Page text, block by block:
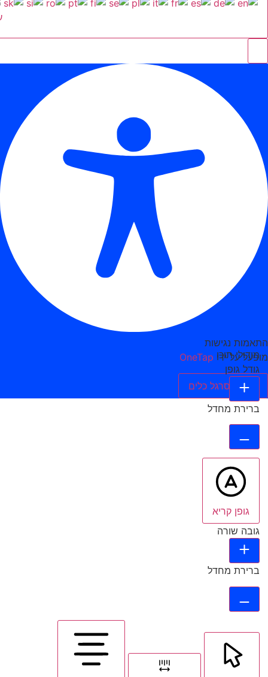
התאמות נגישות
מופעל על ידי OneTap
הסתר סרגל כלים
מודולי תוכן
גודל גופן
ברירת מחדל
גופן קריא
גובה שורה
ברירת מחדל